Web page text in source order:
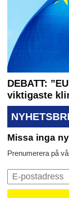
DEBATT:
viktigaste
Missa inga
Prenumerera på